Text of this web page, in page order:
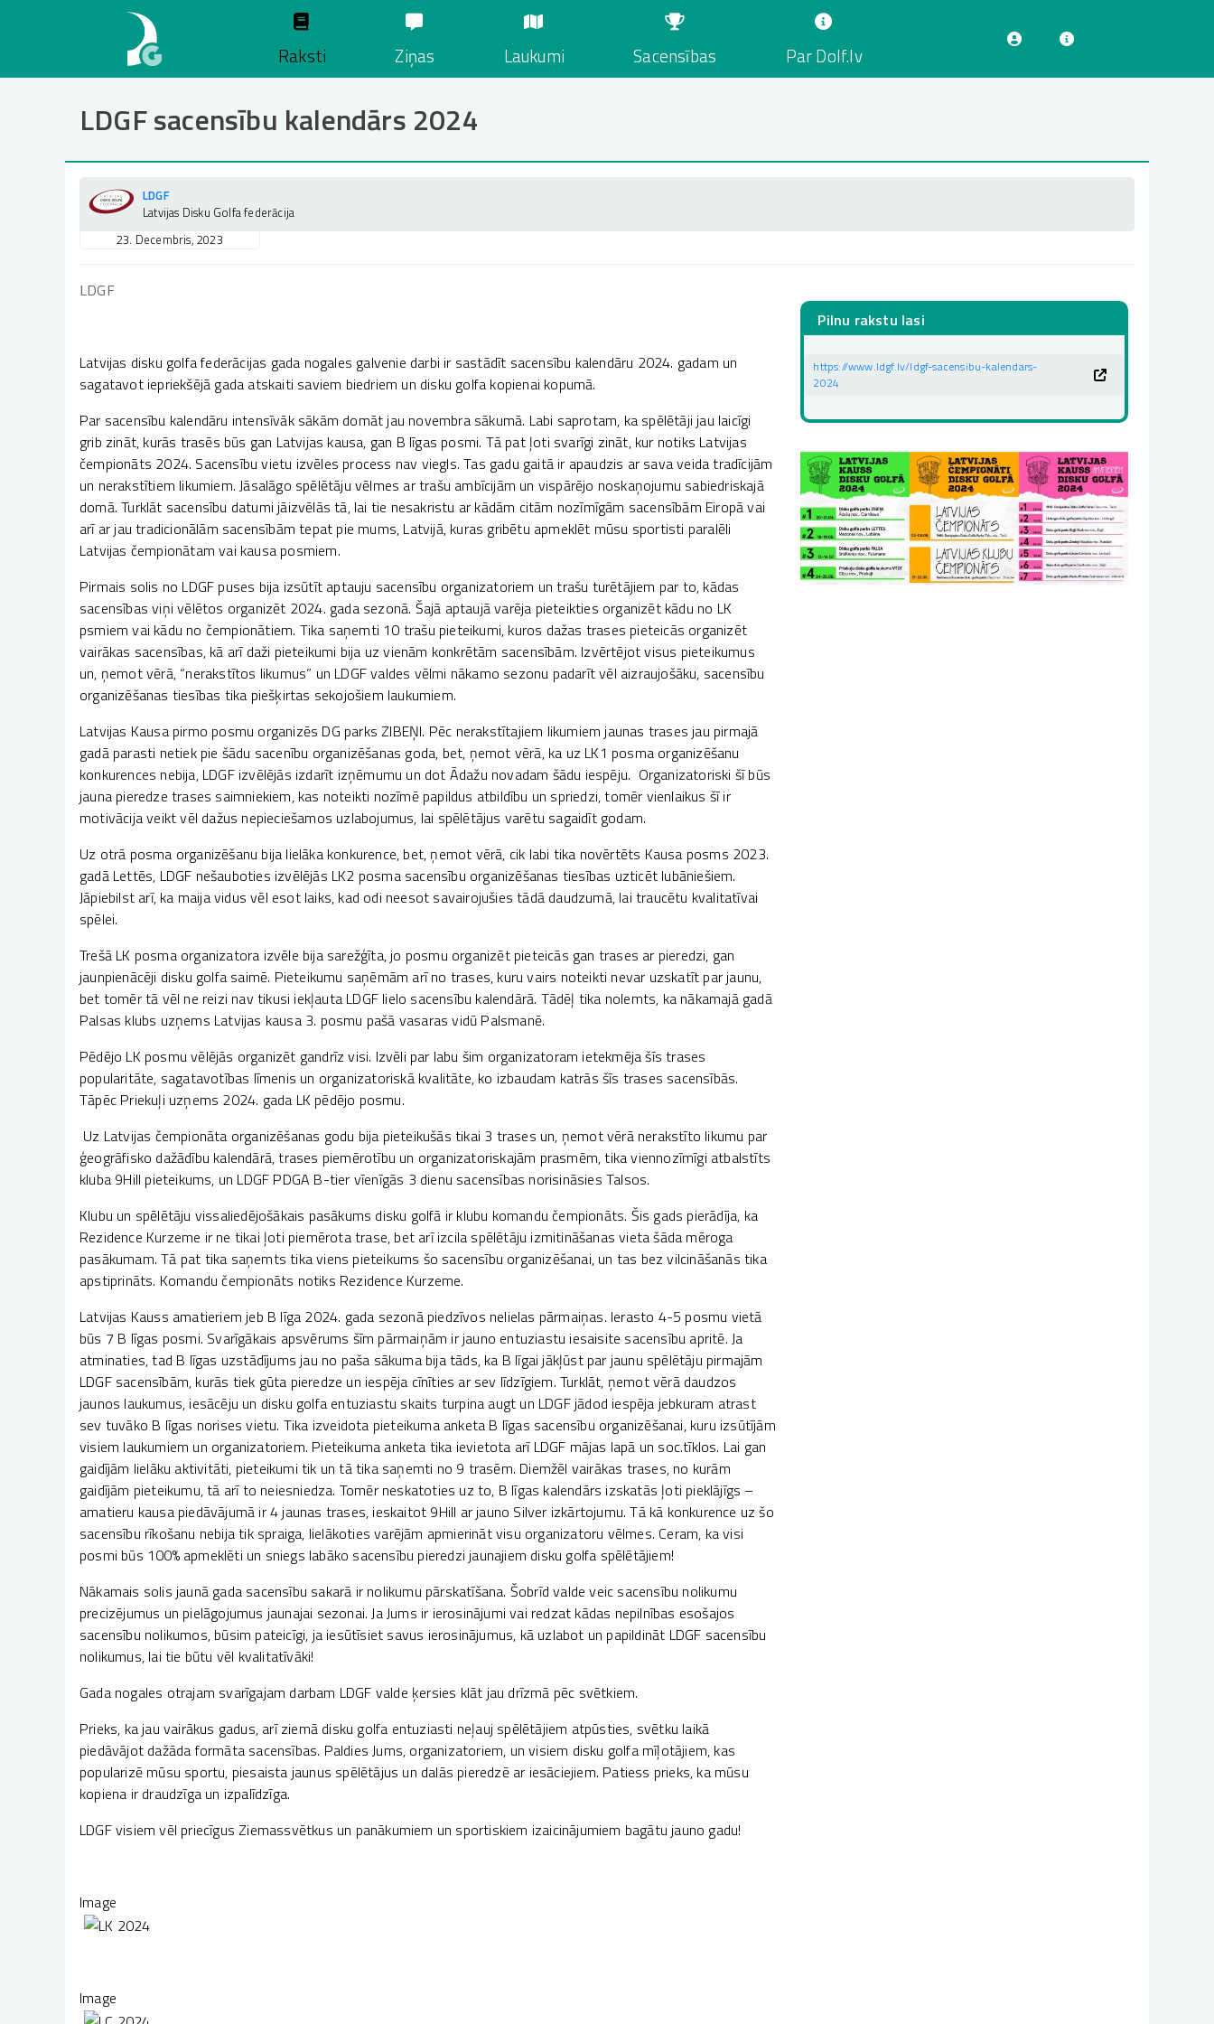
saturu
Raksti Ziņas Laukumi Sacensības Par Dolf.lv
LDGF sacensību kalendārs 2024
LDGF
Latvijas Disku Golfa federācija
23. Decembris, 2023
LDGF
Latvijas disku golfa federācijas gada nogales galvenie darbi ir sastādīt sacensību kalendāru 2024. gadam un
sagatavot iepriekšējā gada atskaiti saviem biedriem un disku golfa kopienai kopumā.
Par sacensību kalendāru intensīvāk sākām domāt jau novembra sākumā. Labi saprotam, ka spēlētāji jau laicīgi
grib zināt, kurās trasēs būs gan Latvijas kausa, gan B līgas posmi. Tā pat ļoti svarīgi zināt, kur notiks Latvijas
čempionāts 2024. Sacensību vietu izvēles process nav viegls. Tas gadu gaitā ir apaudzis ar sava veida tradīcijām
un nerakstītiem likumiem. Jāsalāgo spēlētāju vēlmes ar trašu ambīcijām un vispārējo noskaņojumu sabiedriskajā
domā. Turklāt sacensību datumi jāizvēlās tā, lai tie nesakristu ar kādām citām nozīmīgām sacensībām Eiropā vai
arī ar jau tradicionālām sacensībām tepat pie mums, Latvijā, kuras gribētu apmeklēt mūsu sportisti paralēli
Latvijas čempionātam vai kausa posmiem.
Pirmais solis no LDGF puses bija izsūtīt aptauju sacensību organizatoriem un trašu turētājiem par to, kādas
sacensības viņi vēlētos organizēt 2024. gada sezonā. Šajā aptaujā varēja pieteikties organizēt kādu no LK
psmiem vai kādu no čempionātiem. Tika saņemti 10 trašu pieteikumi, kuros dažas trases pieteicās organizēt
vairākas sacensības, kā arī daži pieteikumi bija uz vienām konkrētām sacensībām. Izvērtējot visus pieteikumus
un, ņemot vērā, “nerakstītos likumus” un LDGF valdes vēlmi nākamo sezonu padarīt vēl aizraujošāku, sacensību
organizēšanas tiesības tika piešķirtas sekojošiem laukumiem.
Latvijas Kausa pirmo posmu organizēs DG parks ZIBEŅI. Pēc nerakstītajiem likumiem jaunas trases jau pirmajā
gadā parasti netiek pie šādu sacenību organizēšanas goda, bet, ņemot vērā, ka uz LK1 posma organizēšanu
konkurences nebija, LDGF izvēlējās izdarīt izņēmumu un dot Ādažu novadam šādu iespēju. Organizatoriski šī būs
jauna pieredze trases saimniekiem, kas noteikti nozīmē papildus atbildību un spriedzi, tomēr vienlaikus šī ir
motivācija veikt vēl dažus nepieciešamos uzlabojumus, lai spēlētājus varētu sagaidīt godam.
Uz otrā posma organizēšanu bija lielāka konkurence, bet, ņemot vērā, cik labi tika novērtēts Kausa posms 2023.
gadā Lettēs, LDGF nešauboties izvēlējās LK2 posma sacensību organizēšanas tiesības uzticēt lubāniešiem.
Jāpiebilst arī, ka maija vidus vēl esot laiks, kad odi neesot savairojušies tādā daudzumā, lai traucētu kvalitatīvai
spēlei.
Trešā LK posma organizatora izvēle bija sarežģīta, jo posmu organizēt pieteicās gan trases ar pieredzi, gan
jaunpienācēji disku golfa saimē. Pieteikumu saņēmām arī no trases, kuru vairs noteikti nevar uzskatīt par jaunu,
bet tomēr tā vēl ne reizi nav tikusi iekļauta LDGF lielo sacensību kalendārā. Tādēļ tika nolemts, ka nākamajā gadā
Palsas klubs uzņems Latvijas kausa 3. posmu pašā vasaras vidū Palsmanē.
Pēdējo LK posmu vēlējās organizēt gandrīz visi. Izvēli par labu šim organizatoram ietekmēja šīs trases
popularitāte, sagatavotības līmenis un organizatoriskā kvalitāte, ko izbaudam katrās šīs trases sacensībās.
Tāpēc Priekuļi uzņems 2024. gada LK pēdējo posmu.
Uz Latvijas čempionāta organizēšanas godu bija pieteikušās tikai 3 trases un, ņemot vērā nerakstīto likumu par
ģeogrāfisko dažādību kalendārā, trases piemērotību un organizatoriskajām prasmēm, tika viennozīmīgi atbalstīts
kluba 9Hill pieteikums, un LDGF PDGA B-tier vīenīgās 3 dienu sacensības norisināsies Talsos.
Klubu un spēlētāju vissaliedējošākais pasākums disku golfā ir klubu komandu čempionāts. Šis gads pierādīja, ka
Rezidence Kurzeme ir ne tikai ļoti piemērota trase, bet arī izcila spēlētāju izmitināšanas vieta šāda mēroga
pasākumam. Tā pat tika saņemts tika viens pieteikums šo sacensību organizēšanai, un tas bez vilcināšanās tika
apstiprināts. Komandu čempionāts notiks Rezidence Kurzeme.
Latvijas Kauss amatieriem jeb B līga 2024. gada sezonā piedzīvos nelielas pārmaiņas. Ierasto 4-5 posmu vietā
būs 7 B līgas posmi. Svarīgākais apsvērums šīm pārmaiņām ir jauno entuziastu iesaisite sacensību apritē. Ja
atminaties, tad B līgas uzstādījums jau no paša sākuma bija tāds, ka B līgai jākļūst par jaunu spēlētāju pirmajām
LDGF sacensībām, kurās tiek gūta pieredze un iespēja cīnīties ar sev līdzīgiem. Turklāt, ņemot vērā daudzos
jaunos laukumus, iesācēju un disku golfa entuziastu skaits turpina augt un LDGF jādod iespēja jebkuram atrast
sev tuvāko B līgas norises vietu. Tika izveidota pieteikuma anketa B līgas sacensību organizēšanai, kuru izsūtījām
visiem laukumiem un organizatoriem. Pieteikuma anketa tika ievietota arī LDGF mājas lapā un soc.tīklos. Lai gan
gaidījām lielāku aktivitāti, pieteikumi tik un tā tika saņemti no 9 trasēm. Diemžēl vairākas trases, no kurām
gaidījām pieteikumu, tā arī to neiesniedza. Tomēr neskatoties uz to, B līgas kalendārs izskatās ļoti pieklājīgs –
amatieru kausa piedāvājumā ir 4 jaunas trases, ieskaitot 9Hill ar jauno Silver izkārtojumu. Tā kā konkurence uz šo
sacensību rīkošanu nebija tik spraiga, lielākoties varējām apmierināt visu organizatoru vēlmes. Ceram, ka visi
posmi būs 100% apmeklēti un sniegs labāko sacensību pieredzi jaunajiem disku golfa spēlētājiem!
Nākamais solis jaunā gada sacensību sakarā ir nolikumu pārskatīšana. Šobrīd valde veic sacensību nolikumu
precizējumus un pielāgojumus jaunajai sezonai. Ja Jums ir ierosinājumi vai redzat kādas nepilnības esošajos
sacensību nolikumos, būsim pateicīgi, ja iesūtīsiet savus ierosinājumus, kā uzlabot un papildināt LDGF sacensību
nolikumus, lai tie būtu vēl kvalitatīvāki!
Gada nogales otrajam svarīgajam darbam LDGF valde ķersies klāt jau drīzmā pēc svētkiem.
Prieks, ka jau vairākus gadus, arī ziemā disku golfa entuziasti neļauj spēlētājiem atpūsties, svētku laikā
piedāvājot dažāda formāta sacensības. Paldies Jums, organizatoriem, un visiem disku golfa mīļotājiem, kas
popularizē mūsu sportu, piesaista jaunus spēlētājus un dalās pieredzē ar iesāciejiem. Patiess prieks, ka mūsu
kopiena ir draudzīga un izpalīdzīga.
LDGF visiem vēl priecīgus Ziemassvētkus un panākumiem un sportiskiem izaicinājumiem bagātu jauno gadu!
Image
Image
Pilnu rakstu lasi
https://www.ldgf.lv/ldgf-sacensibu-kalendars-
2024